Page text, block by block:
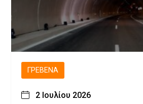
ΓΡΕΒΕΝΆ
2 Ιουλίου 2026